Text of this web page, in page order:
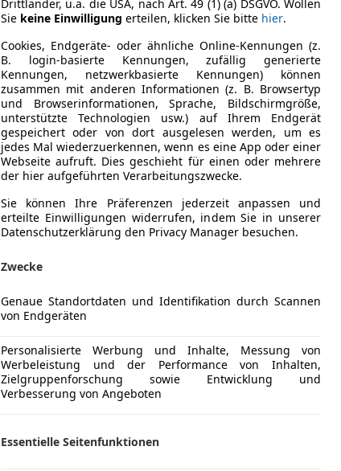
Leergewicht
2 415 kg
Schadstoffklasse
Euro 6e
Kraftstoff
Elektro/
Anderer Energieträger
Drittländer, u.a. die USA, nach Art. 49 (1) (a) DSGVO. Wollen
Sie keine Einwilligung erteilen, klicken Sie bitte hier.
Cookies, Endgeräte- oder ähnliche Online-Kennungen (z.
B. login-basierte Kennungen, zufällig generierte
Kennungen, netzwerkbasierte Kennungen) können
zusammen mit anderen Informationen (z. B. Browsertyp
und Browserinformationen, Sprache, Bildschirmgröße,
unterstützte Technologien usw.) auf Ihrem Endgerät
gespeichert oder von dort ausgelesen werden, um es
jedes Mal wiederzuerkennen, wenn es eine App oder einer
Webseite aufruft. Dies geschieht für einen oder mehrere
der hier aufgeführten Verarbeitungszwecke.
Sie können Ihre Präferenzen jederzeit anpassen und
erteilte Einwilligungen widerrufen, indem Sie in unserer
Datenschutzerklärung den Privacy Manager besuchen.
Zwecke
Genaue Standortdaten und Identifikation durch Scannen
von Endgeräten
Personalisierte Werbung und Inhalte, Messung von
Werbeleistung und der Performance von Inhalten,
Zielgruppenforschung sowie Entwicklung und
Verbesserung von Angeboten
Essentielle Seitenfunktionen